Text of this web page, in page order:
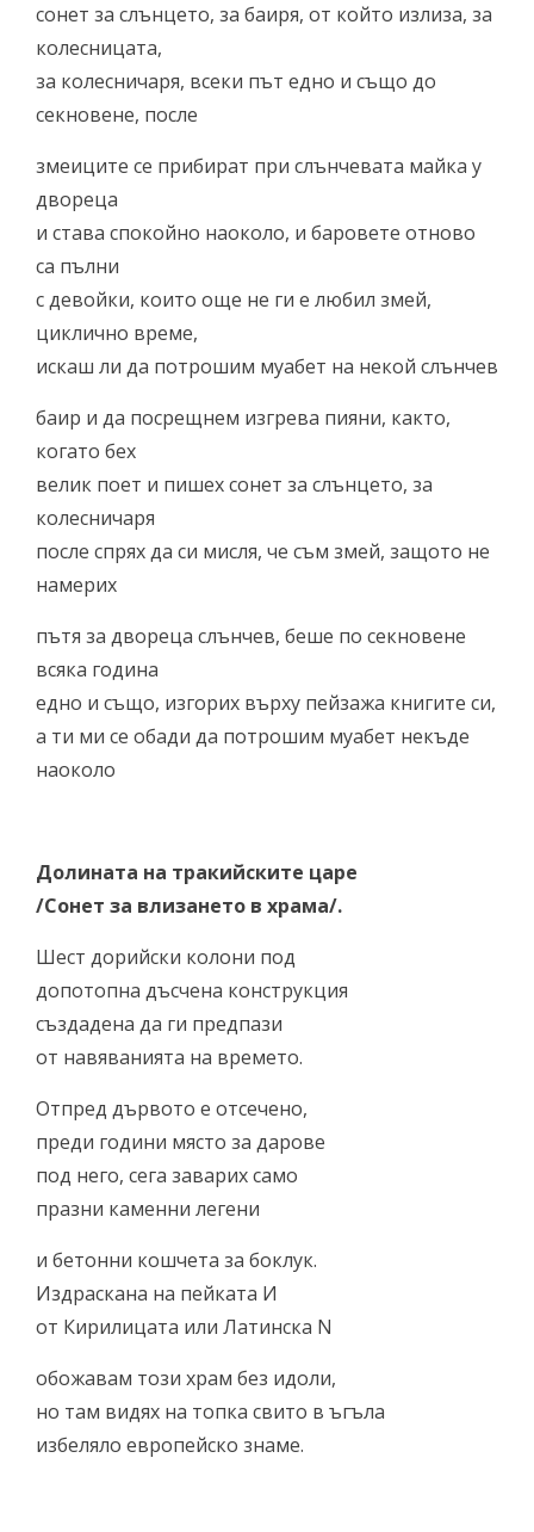
сонет за слънцето, за баиря, от който излиза, за
колесницата,
за колесничаря, всеки път едно и също до
секновене, после
змеиците се прибират при слънчевата майка у
двореца
и става спокойно наоколо, и баровете отново
са пълни
с девойки, които още не ги е любил змей,
циклично време,
искаш ли да потрошим муабет на некой слънчев
баир и да посрещнем изгрева пияни, както,
когато бех
велик поет и пишех сонет за слънцето, за
колесничаря
после спрях да си мисля, че съм змей, защото не
намерих
пътя за двореца слънчев, беше по секновене
всяка година
едно и също, изгорих върху пейзажа книгите си,
а ти ми се обади да потрошим муабет некъде
наоколо
Долината на тракийските царе
/Сонет за влизането в храма/.
Шест дорийски колони под
допотопна дъсчена конструкция
създадена да ги предпази
от навяванията на времето.
Отпред дървото е отсечено,
преди години място за дарове
под него, сега заварих само
празни каменни легени
и бетонни кошчета за боклук.
Издраскана на пейката И
от Кирилицата или Латинска N
обожавам този храм без идоли,
но там видях на топка свито в ъгъла
избеляло европейско знаме.